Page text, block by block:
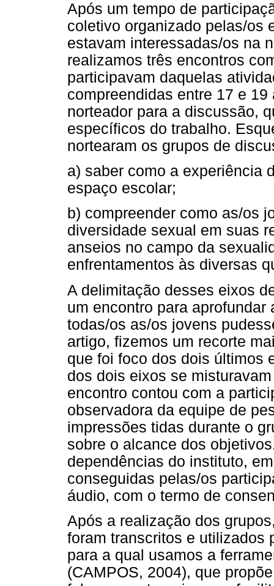
Após um tempo de
coletivo organizado pelas/os
estavam interessadas/os na
realizamos três encontros
participavam daquelas
compreendidas entre 17 e
norteador para a discussão,
específicos do trabalho.
nortearam os grupos de
a) saber como a experiência
espaço escolar;
b) compreender como as/os
diversidade sexual em suas
anseios no campo da
enfrentamentos às diversas
A delimitação desses eixos
um encontro para
todas/os as/os jovens
artigo, fizemos um recorte
que foi foco dos dois últimos
dos dois eixos se
encontro contou com a
observadora da equipe de
impressões tidas durante o
sobre o alcance dos
dependências do instituto,
conseguidas pelas/os
áudio, com o termo de
Após a realização dos
foram transcritos e utilizados
para a qual usamos a
(CAMPOS, 2004), que